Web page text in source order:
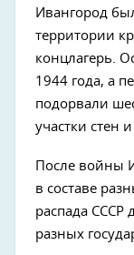
Ивангород
территории
концлагерь.
1944 года, а
подорвали
участки стен
После войны
в составе
распада СССР
разных